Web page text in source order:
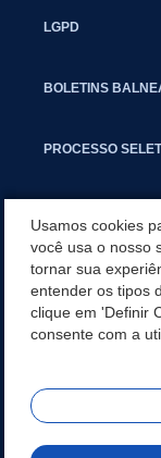
LGPD
BOLETINS
PROCESSO
MANUAL DE
TURMINHA DO
REDES SOCIAIS
Usamos cookies
você usa o nosso
tornar sua
entender os tipos
clique em 'Definir
consente com a